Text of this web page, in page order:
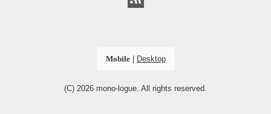
Mobile| Desktop
(C) 2026 mono-logue . All rights reserved.